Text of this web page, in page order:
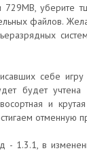
729MB, уберите
файлов.
себе
будет учтена
и
отменную
в